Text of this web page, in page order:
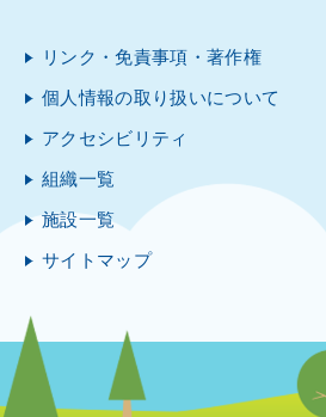
リンク・免責事項・著作権
個人情報の取り扱いについて
アクセシビリティ
組織一覧
施設一覧
サイトマップ